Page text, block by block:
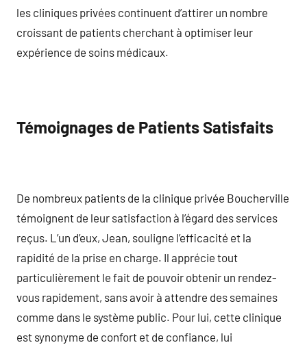
les cliniques privées continuent d’attirer un nombre
croissant de patients cherchant à optimiser leur
expérience de soins médicaux.
Témoignages de Patients Satisfaits
De nombreux patients de la clinique privée Boucherville
témoignent de leur satisfaction à l’égard des services
reçus. L’un d’eux, Jean, souligne l’efficacité et la
rapidité de la prise en charge. Il apprécie tout
particulièrement le fait de pouvoir obtenir un rendez-
vous rapidement, sans avoir à attendre des semaines
comme dans le système public. Pour lui, cette clinique
est synonyme de confort et de confiance, lui